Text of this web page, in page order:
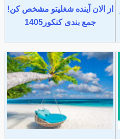
از الان آینده شغلیتو مشخص کن!
جمع بندی کنکور1405